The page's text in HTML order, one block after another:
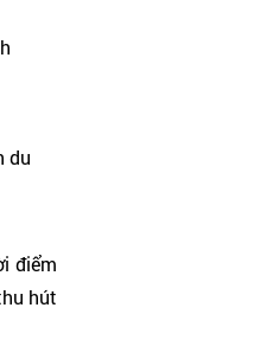
du
điểm
hút